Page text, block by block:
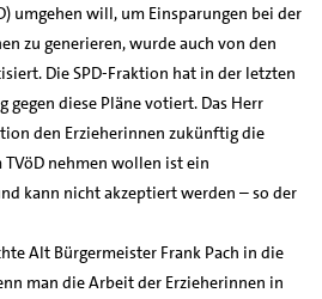
umgehen will, um Einsparungen bei der
zu generieren, wurde auch von den
Die SPD-Fraktion hat in der letzten
diese Pläne votiert. Das Herr
den Erzieherinnen zukünftig die
nehmen wollen ist ein
kann nicht akzeptiert werden – so der
Alt Bürgermeister Frank Pach in die
man die Arbeit der Erzieherinnen in